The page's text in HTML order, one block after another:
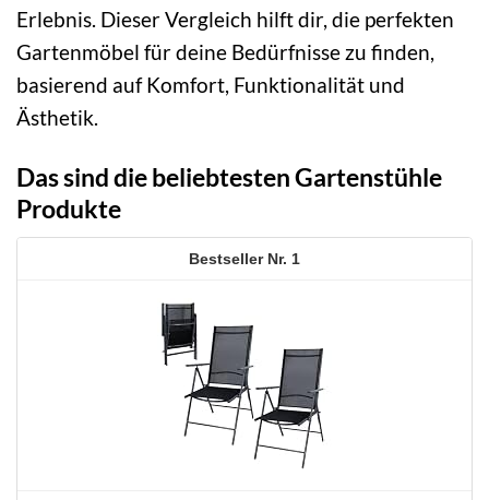
Erlebnis. Dieser Vergleich hilft dir, die perfekten
Gartenmöbel für deine Bedürfnisse zu finden,
basierend auf Komfort, Funktionalität und
Ästhetik.
Das sind die beliebtesten Gartenstühle
Produkte
1